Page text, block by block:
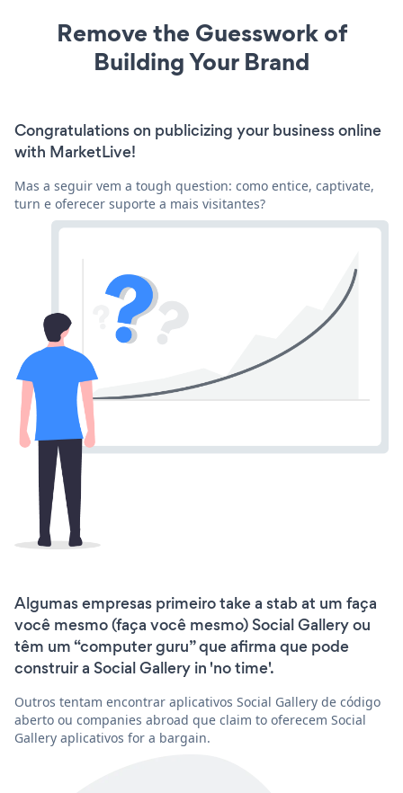
Remove the Guesswork of
Building Your Brand
Congratulations on publicizing your business online
with MarketLive!
Mas a seguir vem a tough question: como entice, captivate,
turn e oferecer suporte a mais visitantes?
Algumas empresas primeiro take a stab at um faça
você mesmo (faça você mesmo) Social Gallery ou
têm um “computer guru” que afirma que pode
construir a Social Gallery in 'no time'.
Outros tentam encontrar aplicativos Social Gallery de código
aberto ou companies abroad que claim to oferecem Social
Gallery aplicativos for a bargain.